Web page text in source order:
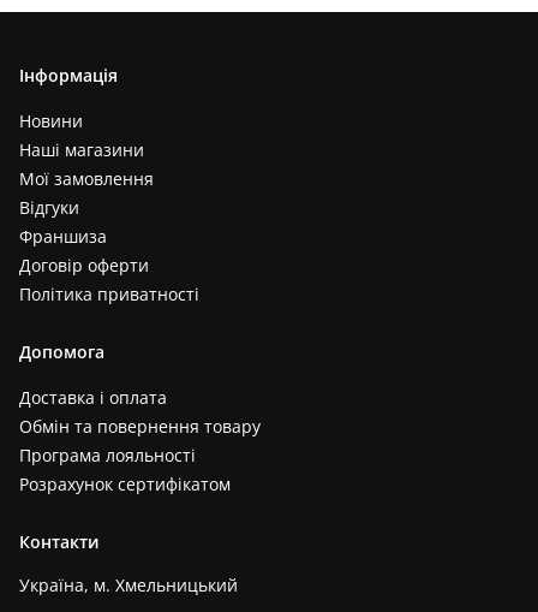
Інформація
Новини
Наші магазини
Мої замовлення
Відгуки
Франшиза
Договір оферти
Політика приватності
Допомога
Доставка і оплата
Обмін та повернення товару
Програма лояльності
Розрахунок сертифікатом
Контакти
Україна, м. Хмельницький